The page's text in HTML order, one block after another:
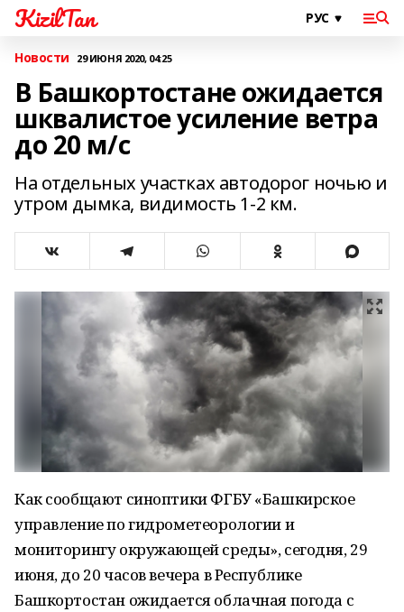
KizilTan
Новости 29 ИЮНЯ 2020, 04:25
В Башкортостане ожидается
шквалистое усиление ветра
до 20 м/с
На отдельных участках автодорог ночью и
утром дымка, видимость 1-2 км.
Как сообщают синоптики ФГБУ «Башкирское
управление по гидрометеорологии и
мониторингу окружающей среды», сегодня, 29
июня, до 20 часов вечера в Республике
Башкортостан ожидается облачная погода с